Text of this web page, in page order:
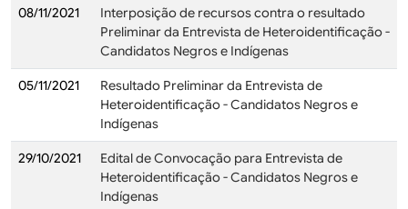
08/11/2021
Interposição de recursos contra o resultado
Preliminar da Entrevista de Heteroidentificação -
Candidatos Negros e Indígenas
05/11/2021
Resultado Preliminar da Entrevista de
Heteroidentificação - Candidatos Negros e
Indígenas
29/10/2021
Edital de Convocação para Entrevista de
Heteroidentificação - Candidatos Negros e
Indígenas